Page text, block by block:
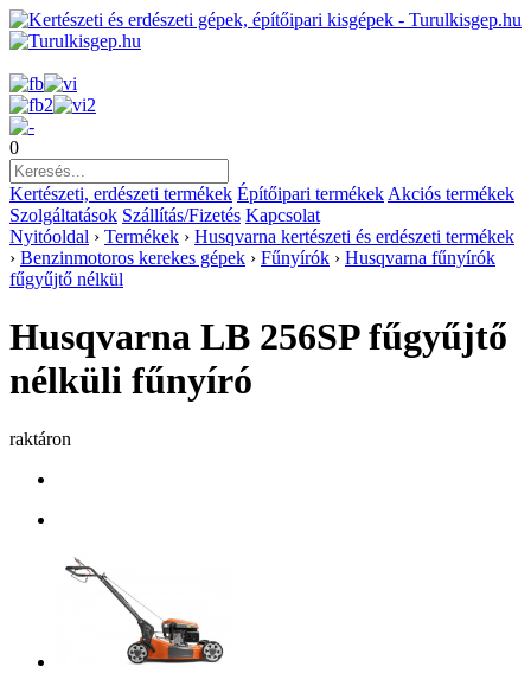
0
Kertészeti, erdészeti termékek Építőipari termékek Akciós termékek
Szolgáltatások Szállítás/Fizetés Kapcsolat
Nyitóoldal › Termékek › Husqvarna kertészeti és erdészeti termékek
› Benzinmotoros kerekes gépek › Fűnyírók › Husqvarna fűnyírók
fűgyűjtő nélkül
Husqvarna LB 256SP fűgyűjtő
nélküli fűnyíró
raktáron